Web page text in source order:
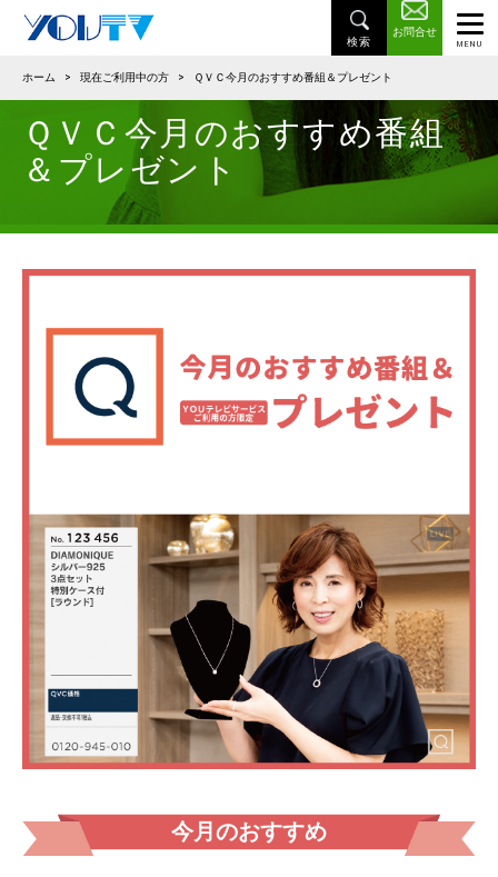
お問合せ
ホーム > 現在ご利用中の方 > ＱＶＣ今月のおすすめ番組＆プレゼント
ＱＶＣ今月のおすすめ番組
＆プレゼント
今月のおすすめ